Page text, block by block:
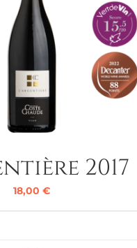
2017
18,00 €